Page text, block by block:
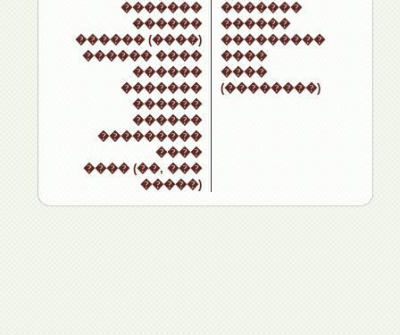
�������
������
������ (����)
������ ����
������
�������
������
������
���������
����
���� (��, ���
�����)
�������
������
���������
����
����
(��������)